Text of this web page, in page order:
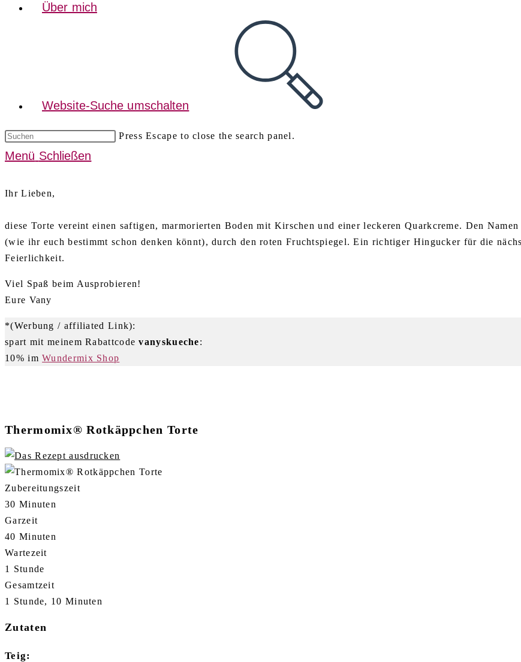
Über mich
Website-Suche umschalten
Press Escape to close the search panel.
Menü Schließen
Ihr Lieben,
diese Torte vereint einen saftigen, marmorierten Boden mit Kirschen und einer leckeren Quarkcreme. Den Namen
(wie ihr euch bestimmt schon denken könnt), durch den roten Fruchtspiegel. Ein richtiger Hingucker für die
Feierlichkeit.
Viel Spaß beim Ausprobieren!
Eure Vany
*(Werbung / affiliated Link):
spart mit meinem Rabattcodevanyskueche:
10% imWundermix Shop
Thermomix® Rotkäppchen Torte
Zubereitungszeit
30 Minuten
Garzeit
40 Minuten
Wartezeit
1 Stunde
Gesamtzeit
1 Stunde, 10 Minuten
Zutaten
Teig: